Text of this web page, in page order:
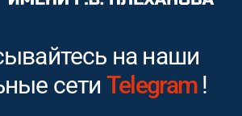
на наши
сети Instagram !